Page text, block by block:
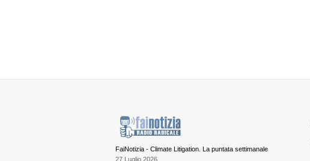
FaiNotizia - Climate Litigation. La puntata settimanale
27 Luglio 2026